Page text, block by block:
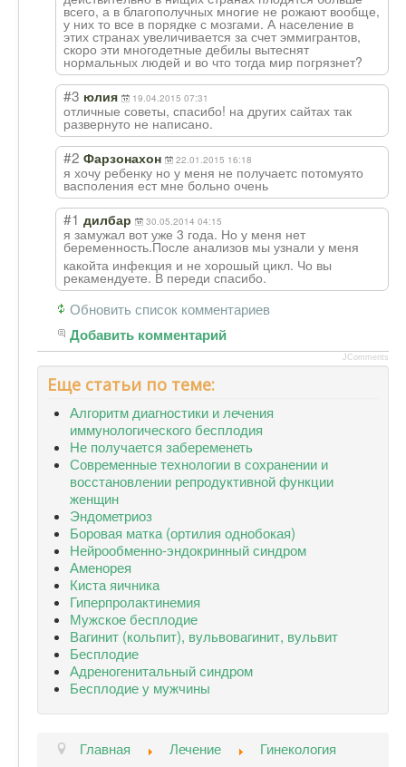
всего, а в благополучных многие не рожают вообще,
у них то все в порядке с мозгами. А население в
этих странах увеличивается за счет эммигрантов,
скоро эти многодетные дебилы вытеснят
нормальных людей и во что тогда мир погрязнет?
#3 юлия 19.04.2015 07:31
отличные советы, спасибо! на других сайтах так
развернуто не написано.
#2 Фарзонахон 22.01.2015 16:18
я хочу ребенку но у меня не получаетс потомуято
васполения ест мне больно очень
#1 дилбар 30.05.2014 04:15
я замужал вот уже 3 года. Но у меня нет
беременность.После анализов мы узнали у меня
какойта инфекция и не хорошый цикл. Чо вы
рекамендуете. В переди спасибо.
Обновить список комментариев
Добавить комментарий
JComments
Еще статьи по теме:
Алгоритм диагностики и лечения
иммунологического бесплодия
Не получается забеременеть
Современные технологии в сохранении и
восстановлении репродуктивной функции
женщин
Эндометриоз
Боровая матка (ортилия однобокая)
Нейрообменно-эндокринный синдром
Аменорея
Киста яичника
Гиперпролактинемия
Мужское бесплодие
Вагинит (кольпит), вульвовагинит, вульвит
Бесплодие
Адреногенитальный синдром
Бесплодие у мужчины
Главная Лечение Гинекология